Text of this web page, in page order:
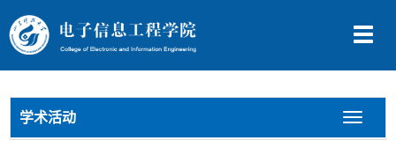
切
导
学术活动
切
换